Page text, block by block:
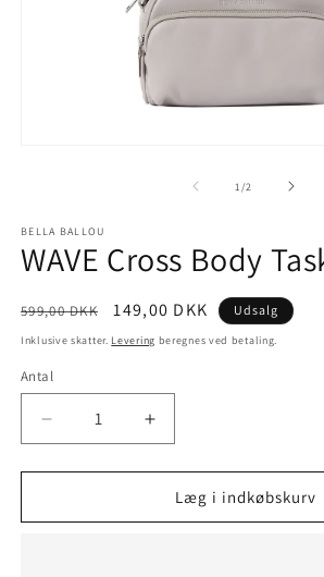
1 /af2
BELLA BALLOU
WAVE Cross Body
Normalpris
599,00 DKK Udsalgspris
149,00 DKK Udsalg
Inklusive skatter. Levering beregnes ved betaling.
Antal
Antal
Reducer
antallet
for
Cross
Øg
antallet
for
WAVE
Cross
Læg i indkøbskurv